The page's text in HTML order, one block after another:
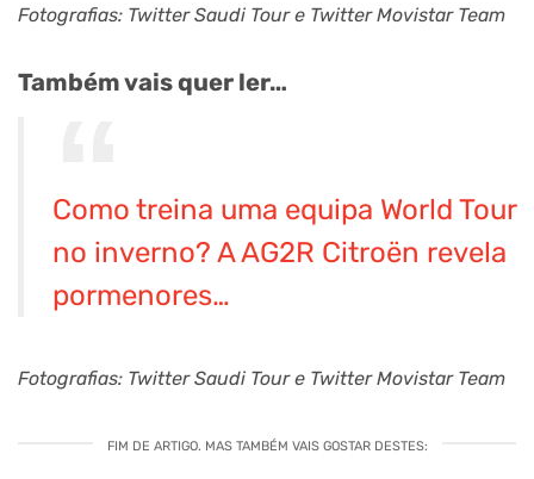
Fotografias: Twitter Saudi Tour e Twitter Movistar Team
Também vais quer ler…
Como treina uma equipa World Tour
no inverno? A AG2R Citroën revela
pormenores…
Fotografias: Twitter Saudi Tour e Twitter Movistar Team
FIM DE ARTIGO. MAS TAMBÉM VAIS GOSTAR DESTES: